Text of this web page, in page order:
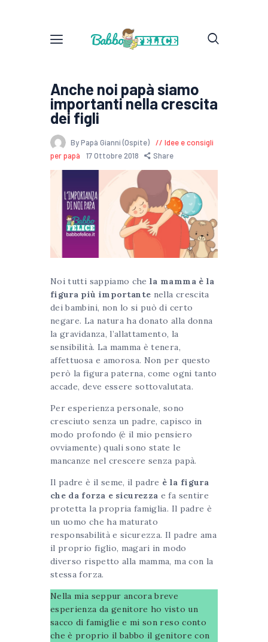
Anche noi papà siamo
importanti nella crescita
dei figli
By Papà Gianni (Ospite)
Idee e consigli
per papà
17 Ottobre 2018 Share
Noi tutti sappiamo chela mamma è la
figura più importante nella crescita
dei bambini, non lo si può di certo
negare. La natura ha donato alla donna
la gravidanza, l’allattamento, la
sensibilità. La mamma è tenera,
affettuosa e amorosa. Non per questo
però la figura paterna, come ogni tanto
accade, deve essere sottovalutata.
Per esperienza personale, sono
cresciuto senza un padre, capisco in
modo profondo (è il mio pensiero
ovviamente) quali sono state le
mancanze nel crescere senza papà.
Il padre è il seme, il padre è la figura
che da forza e sicurezza e fa sentire
protetta la propria famiglia. Il padre è
un uomo che ha maturato
responsabilità e sicurezza. Il padre ama
il proprio figlio, magari in modo
diverso rispetto alla mamma, ma con la
stessa forza.
Nella mia seppur ancora breve
esperienza da genitore ho visto un
sacco di famiglie e mi son reso conto
che è proprio il babbo il genitore con